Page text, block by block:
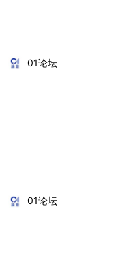
01论坛
01论坛